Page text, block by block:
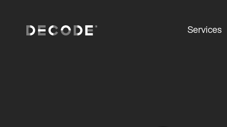
Services